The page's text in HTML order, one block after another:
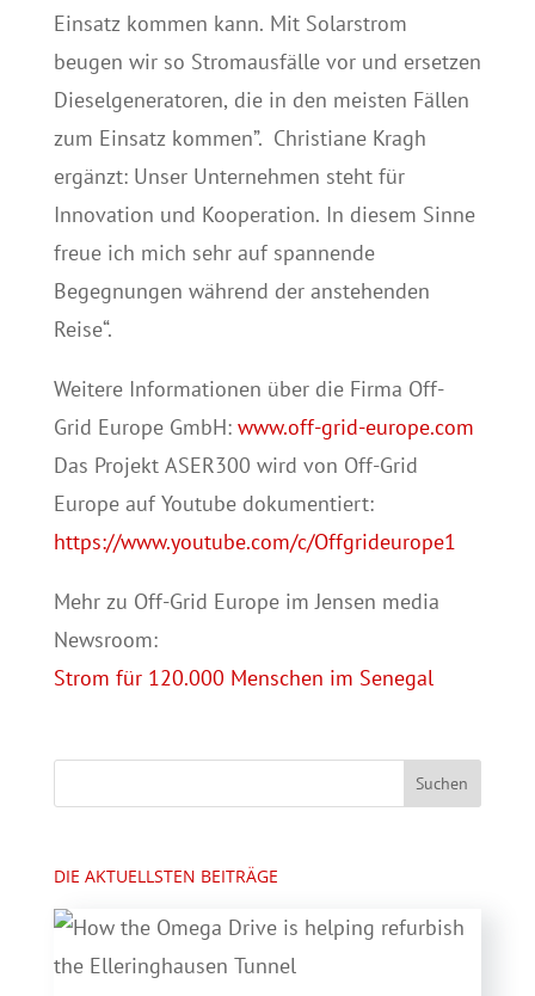
Einsatz kommen kann. Mit Solarstrom
beugen wir so Stromausfälle vor und ersetzen
Dieselgeneratoren, die in den meisten Fällen
zum Einsatz kommen”. Christiane Kragh
ergänzt: Unser Unternehmen steht für
Innovation und Kooperation. In diesem Sinne
freue ich mich sehr auf spannende
Begegnungen während der anstehenden
Reise“.
Weitere Informationen über die Firma Off-
Grid Europe GmbH: www.off-grid-europe.com
Das Projekt ASER300 wird von Off-Grid
Europe auf Youtube dokumentiert:
https://www.youtube.com/c/Offgrideurope1
Mehr zu Off-Grid Europe im Jensen media
Newsroom:
Strom für 120.000 Menschen im Senegal
DIE AKTUELLSTEN BEITRÄGE